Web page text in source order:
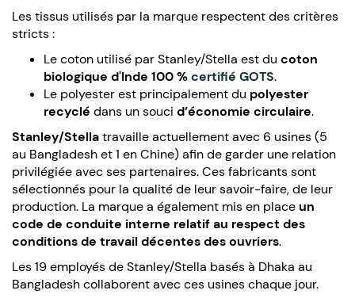
Les tissus utilisés par la marque respectent des critères
stricts :
Le coton utilisé par Stanley/Stella est du coton
biologique d'Inde 100 %certifié GOTS.
Le polyester est principalement du polyester
recyclé dans un souci d’économie circulaire.
Stanley/Stellatravaille actuellement avec 6 usines (5
au Bangladesh et 1 en Chine) afin de garder une relation
privilégiée avec ses partenaires. Ces fabricants sont
sélectionnés pour la qualité de leur savoir-faire, de leur
production. La marque a également mis en placeun
code de conduite interne relatif au respect des
conditions de travail décentes des ouvriers.
Les 19 employés de Stanley/Stella basés à Dhaka au
Bangladesh collaborent avec ces usines chaque jour.